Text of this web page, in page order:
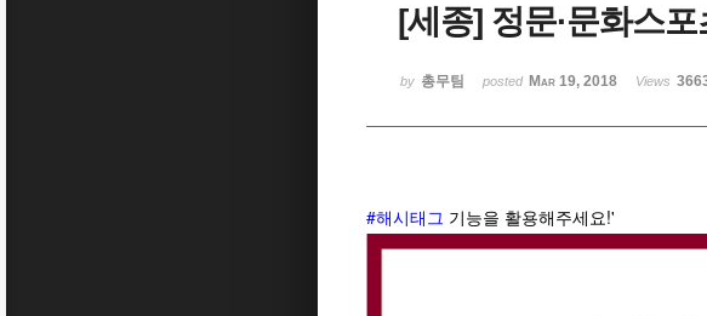
[세종] 정문·문화스
by 총무팀 posted Mar 19, 2018 Views
#해시태그 기능을 활용해주세요!'
Sketchbook5, 스케치북5